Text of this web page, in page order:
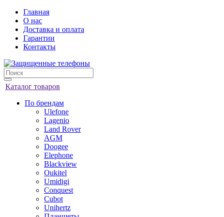
Главная
О нас
Доставка и оплата
Гарантии
Контакты
Каталог товаров
По брендам
Ulefone
Lagenio
Land Rover
AGM
Doogee
Elephone
Blackview
Oukitel
Umidigi
Conquest
Cubot
Unihertz